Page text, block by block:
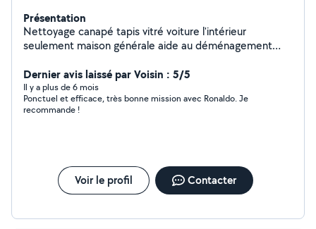
Présentation
Nettoyage canapé tapis vitré voiture l'intérieur
seulement maison générale aide au déménagement
Dernier avis laissé par Voisin : 5/5
Il y a plus de 6 mois
Ponctuel et efficace, très bonne mission avec Ronaldo. Je
recommande !
Voir le profil Contacter